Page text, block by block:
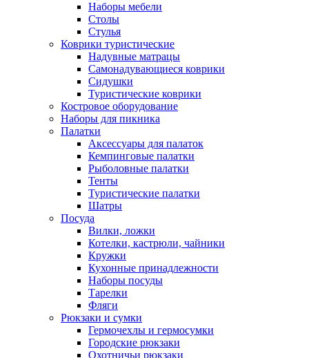
Наборы мебели
Столы
Стулья
Коврики туристические
Надувные матрацы
Самонадувающиеся коврики
Сидушки
Туристические коврики
Костровое оборудование
Наборы для пикника
Палатки
Аксессуары для палаток
Кемпинговые палатки
Рыболовные палатки
Тенты
Туристические палатки
Шатры
Посуда
Вилки, ложки
Котелки, кастрюли, чайники
Кружки
Кухонные принадлежности
Наборы посуды
Тарелки
Фляги
Рюкзаки и сумки
Гермочехлы и гермосумки
Городские рюкзаки
Охотничьи рюкзаки